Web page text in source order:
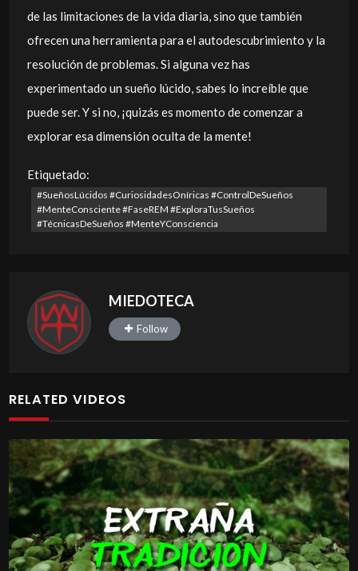
de las limitaciones de la vida diaria, sino que también
ofrecen una herramienta para el autodescubrimiento y la
resolución de problemas. Si alguna vez has
experimentado un sueño lúcido, sabes lo increíble que
puede ser. Y si no, ¡quizás es momento de comenzar a
explorar esa dimensión oculta de la mente!
Etiquetado:
#SueñosLúcidos #CuriosidadesOníricas #ControlDeSueños
#MenteConsciente #FaseREM #ExploraTusSueños
#TécnicasDeSueños #MenteYConsciencia
MIEDOTECA
Follow
RELATED VIDEOS